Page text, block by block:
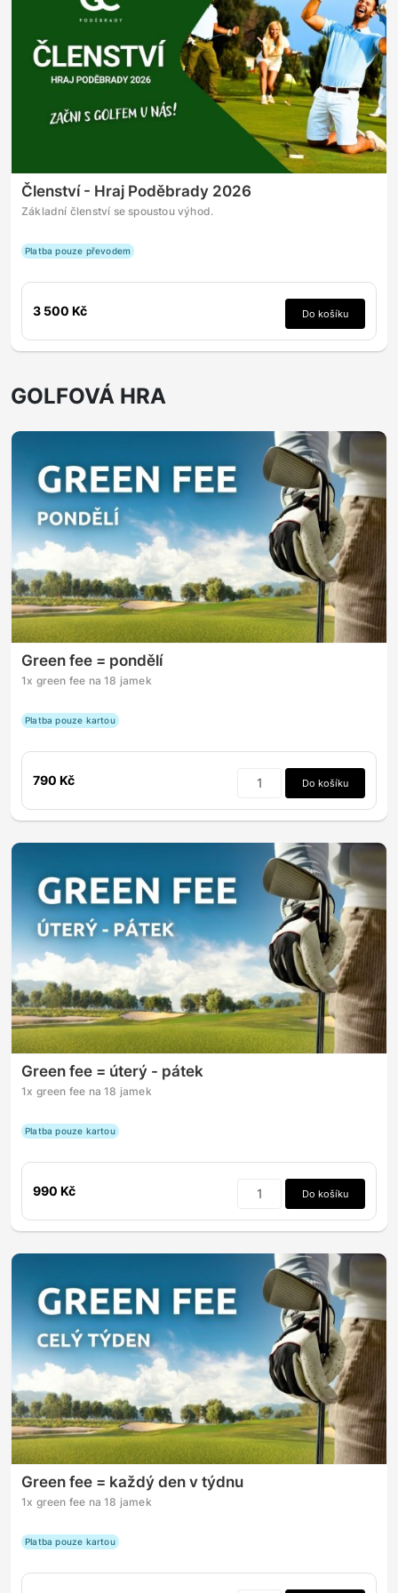
Členství - Hraj Poděbrady 2026
Základní členství se spoustou výhod.
Platba pouze převodem
3 500 Kč Do košíku
GOLFOVÁ HRA
Green fee = pondělí
1x green fee na 18 jamek
Platba pouze kartou
790 Kč Do košíku
Green fee = úterý - pátek
1x green fee na 18 jamek
Platba pouze kartou
990 Kč Do košíku
Green fee = každý den v týdnu
1x green fee na 18 jamek
Platba pouze kartou